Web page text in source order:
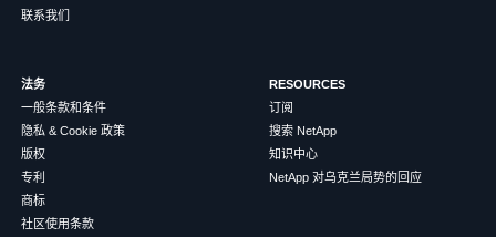
联系我们
法务
一般条款和条件
隐私 & Cookie 政策
版权
专利
商标
社区使用条款
RESOURCES
订阅
搜索 NetApp
知识中心
NetApp 对乌克兰局势的回应